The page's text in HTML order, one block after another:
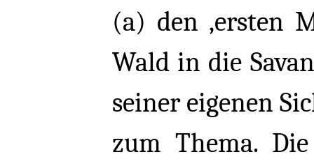
(a) den ‚ersten
Wald in die
seiner eigenen
zum Thema.